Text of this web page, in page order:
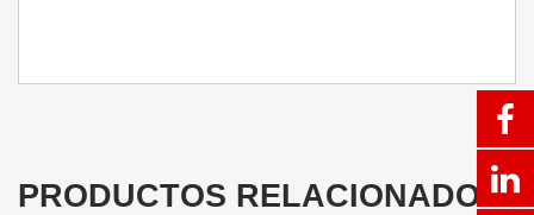
PRODUCTOS RELACIONADOS